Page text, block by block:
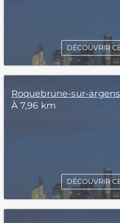
DÉCOUVRIR
Roquebrune-sur-argens
À 7,96 km
DÉCOUVRIR